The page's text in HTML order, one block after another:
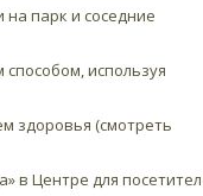
парк и соседние
используя
здоровья (смотреть
в Центре для